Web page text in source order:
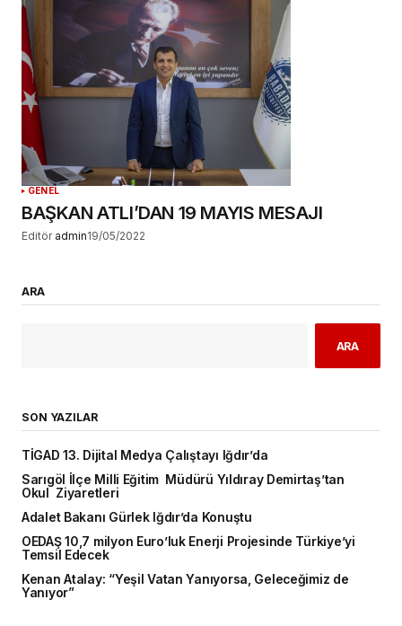
GENEL
BAŞKAN ATLI’DAN 19 MAYIS MESAJI
Editör admin19/05/2022
ARA
ARA
SON YAZILAR
TİGAD 13. Dijital Medya Çalıştayı Iğdır’da
Sarıgöl İlçe Milli Eğitim Müdürü Yıldıray Demirtaş’tan
Okul Ziyaretleri
Adalet Bakanı Gürlek Iğdır’da Konuştu
OEDAŞ 10,7 milyon Euro’luk Enerji Projesinde Türkiye’yi
Temsil Edecek
Kenan Atalay: “Yeşil Vatan Yanıyorsa, Geleceğimiz de
Yanıyor”